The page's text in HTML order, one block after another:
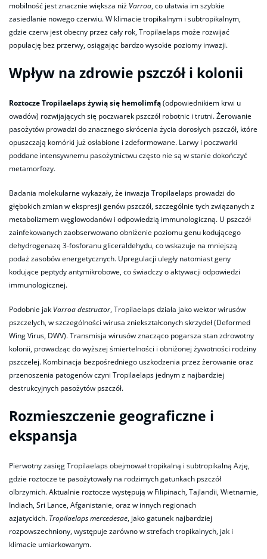
mobilność jest znacznie większa niż Varroa, co ułatwia im szybkie
zasiedlanie nowego czerwiu. W klimacie tropikalnym i subtropikalnym,
gdzie czerw jest obecny przez cały rok, Tropilaelaps może rozwijać
populację bez przerwy, osiągając bardzo wysokie poziomy inwazji.
Wpływ na zdrowie pszczół i kolonii
Roztocze Tropilaelaps żywią się hemolimfą(odpowiednikiem krwi u
owadów) rozwijających się poczwarek pszczół robotnic i trutni. Żerowanie
pasożytów prowadzi do znacznego skrócenia życia dorosłych pszczół, które
opuszczają komórki już osłabione i zdeformowane. Larwy i poczwarki
poddane intensywnemu pasożytnictwu często nie są w stanie dokończyć
metamorfozy.
Badania molekularne wykazały, że inwazja Tropilaelaps prowadzi do
głębokich zmian w ekspresji genów pszczół, szczególnie tych związanych z
metabolizmem węglowodanów i odpowiedzią immunologiczną. U pszczół
zainfekowanych zaobserwowano obniżenie poziomu genu kodującego
dehydrogenazę 3-fosforanu gliceraldehydu, co wskazuje na mniejszą
podaż zasobów energetycznych. Upregulacji uległy natomiast geny
kodujące peptydy antymikrobowe, co świadczy o aktywacji odpowiedzi
immunologicznej.
Podobnie jak Varroa destructor, Tropilaelaps działa jako wektor wirusów
pszczelych, w szczególności wirusa zniekształconych skrzydeł (Deformed
Wing Virus, DWV). Transmisja wirusów znacząco pogarsza stan zdrowotny
kolonii, prowadząc do wyższej śmiertelności i obniżonej żywotności rodziny
pszczelej. Kombinacja bezpośredniego uszkodzenia przez żerowanie oraz
przenoszenia patogenów czyni Tropilaelaps jednym z najbardziej
destrukcyjnych pasożytów pszczół.
Rozmieszczenie geograficzne i
ekspansja
Pierwotny zasięg Tropilaelaps obejmował tropikalną i subtropikalną Azję,
gdzie roztocze te pasożytowały na rodzimych gatunkach pszczół
olbrzymich. Aktualnie roztocze występują w Filipinach, Tajlandii, Wietnamie,
Indiach, Sri Lance, Afganistanie, oraz w innych regionach
azjatyckich. Tropilaelaps mercedesae, jako gatunek najbardziej
rozpowszechniony, występuje zarówno w strefach tropikalnych, jak i
klimacie umiarkowanym.